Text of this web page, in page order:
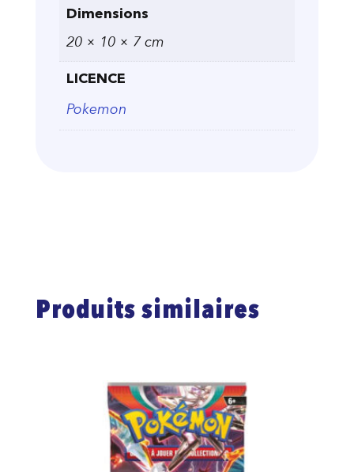
Dimensions
20 × 10 × 7 cm
LICENCE
Pokemon
Produits similaires